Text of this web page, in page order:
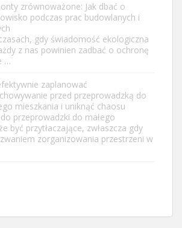
zrównoważone: Jak dbać o
podczas prac budowlanych i
gdy świadomość ekologiczna
z nas powinien zadbać o ochronę
…
zaplanować
przed przeprowadzką do
mieszkania i uniknąć chaosu
przeprowadzki do małego
być przytłaczające, zwłaszcza gdy
zorganizowania przestrzeni w